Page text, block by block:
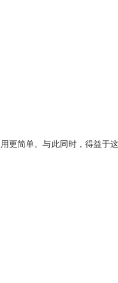
更简单。与此同时，得益于